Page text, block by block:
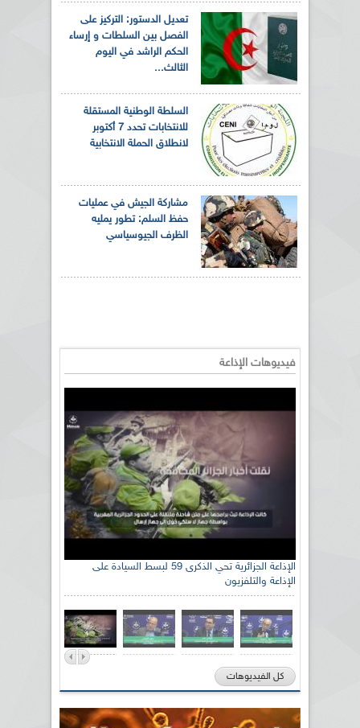
تعديل الدستور: التركيز على
الفصل بين السلطات و إرساء
الحكم الراشد في اليوم
الثالث...
السلطة الوطنية المستقلة
للانتخابات تحدد 7 أكتوبر
لانطلاق الحملة الانتخابية
مشاركة الجيش في عمليات
حفظ السلم: تطور يمليه
الظرف الجيوسياسي
فيديوهات الإذاعة
الإذاعة الجزائرية تحي الذكرى 59 لبسط السيادة على
الإذاعة والتلفزيون
كل الفيديوهات